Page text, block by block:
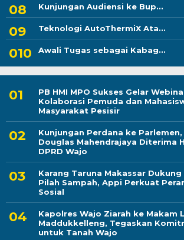
Kunjungan Audiensi ke Bup...
Teknologi AutoThermiX Ata...
Awali Tugas sebagai Kabag...
PB HMI MPO Sukses Gelar
Kolaborasi Pemuda dan
Masyarakat Pesisir
Kunjungan Perdana ke Parlemen,
Douglas Mahendrajaya Diterima
DPRD Wajo
Karang Taruna Makassar
Pilah Sampah, Appi Perkuat
Sosial
Kapolres Wajo Ziarah ke Makam
Maddukkelleng, Tegaskan
untuk Tanah Wajo